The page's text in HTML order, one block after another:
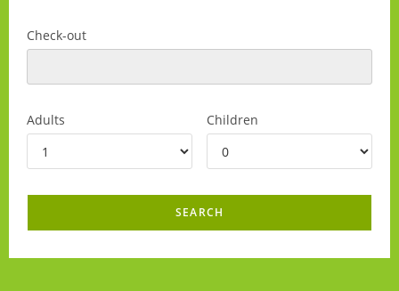
Check-out
Adults Children